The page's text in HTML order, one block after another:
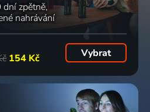
dní zpětně
nahrávání
154 Kč Vybrat